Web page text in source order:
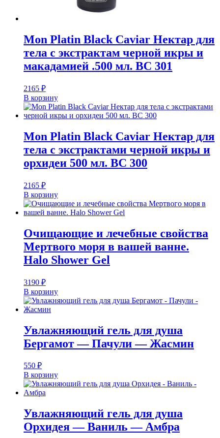
Mon Platin Black Caviar Нектар для
тела с экстрактам черной икры и
макадамией .500 мл. BC 301
2165 ₽
В корзину
Mon Platin Black Caviar Нектар для
тела с экстрактами черной икры и
орхидеи 500 мл. BC 300
2165 ₽
В корзину
Очищающие и лечебные свойства
Мертвого моря в вашей ванне.
Halo Shower Gel
3190 ₽
В корзину
Увлажняющий гель для душа
Бергамот — Пачули — Жасмин
550 ₽
В корзину
Увлажняющий гель для душа
Орхидея — Ваниль — Амбра